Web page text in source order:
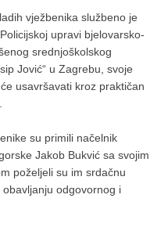
vježbenika službeno je
upravi bjelovarsko-
srednjoškolskog
Jović“ u Zagrebu, svoje
usavršavati kroz praktičan
su primili načelnik
Jakob Bukvić sa svojim
poželjeli su im srdačnu
odgovornog i